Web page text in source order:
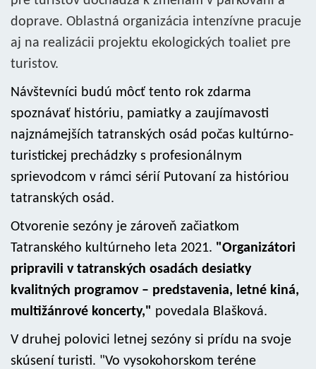
doprave. Oblastná organizácia intenzívne pracuje
aj na realizácii projektu ekologických toaliet pre
turistov.
Návštevníci budú môcť tento rok zdarma
spoznávať históriu, pamiatky a zaujímavosti
najznámejších tatranských osád počas kultúrno-
turistickej prechádzky s profesionálnym
sprievodcom v rámci sérií Putovaní za históriou
tatranských osád.
Otvorenie sezóny je zároveň začiatkom
Tatranského kultúrneho leta 2021. "Organizátori
pripravili v tatranských osadách desiatky
kvalitných programov – predstavenia, letné kiná,
multižánrové koncerty," povedala Blašková.
V druhej polovici letnej sezóny si prídu na svoje
skúsení turisti. "Vo vysokohorskom teréne